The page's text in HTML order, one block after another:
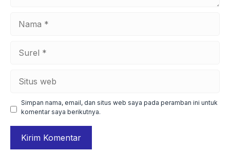
Simpan nama, email, dan situs web saya pada peramban ini untuk
komentar saya berikutnya.